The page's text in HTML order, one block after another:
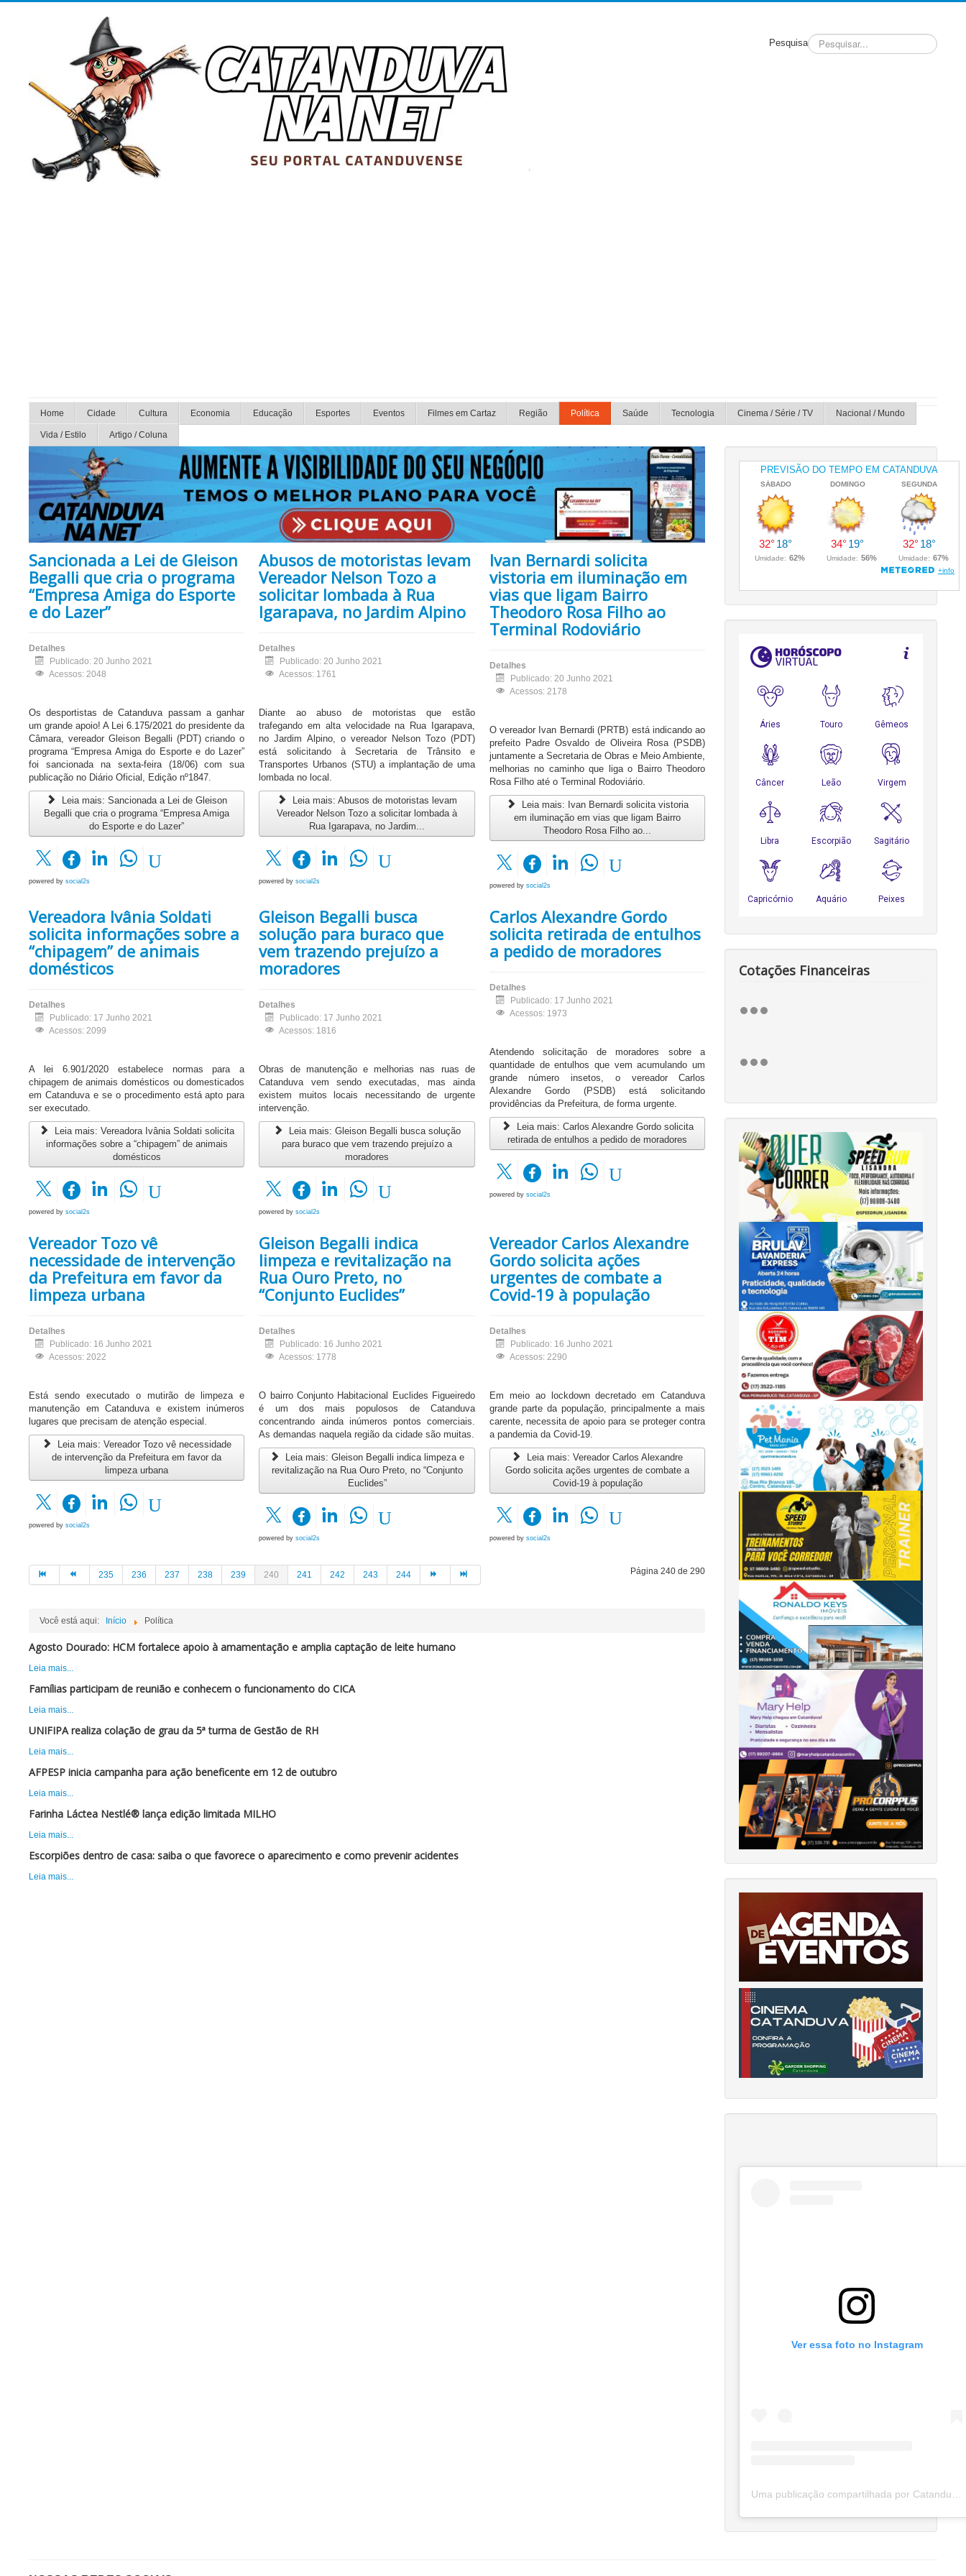
Pesquisa
Home Cidade Cultura Economia Educação Esportes Eventos Filmes em Cartaz Região Política Saúde Tecnologia Cinema / Série / TV Nacional / Mundo
Vida / Estilo Artigo / Coluna
Sancionada a Lei de Gleison
Begalli que cria o programa
“Empresa Amiga do Esporte
e do Lazer”
Detalhes
Publicado: 20 Junho 2021
Acessos: 2048
Os desportistas de Catanduva passam a ganhar
um grande apoio! A Lei 6.175/2021 do presidente da
Câmara, vereador Gleison Begalli (PDT) criando o
programa “Empresa Amiga do Esporte e do Lazer”
foi sancionada na sexta-feira (18/06) com sua
publicação no Diário Oficial, Edição nº1847.
Leia mais: Sancionada a Lei de Gleison
Begalli que cria o programa “Empresa Amiga
do Esporte e do Lazer”
powered by social2s
Abusos de motoristas levam
Vereador Nelson Tozo a
solicitar lombada à Rua
Igarapava, no Jardim Alpino
Detalhes
Publicado: 20 Junho 2021
Acessos: 1761
Diante ao abuso de motoristas que estão
trafegando em alta velocidade na Rua Igarapava,
no Jardim Alpino, o vereador Nelson Tozo (PDT)
está solicitando à Secretaria de Trânsito e
Transportes Urbanos (STU) a implantação de uma
lombada no local.
Leia mais: Abusos de motoristas levam
Vereador Nelson Tozo a solicitar lombada à
Rua Igarapava, no Jardim...
powered bysocial2s
Ivan Bernardi solicita
vistoria em iluminação em
vias que ligam Bairro
Theodoro Rosa Filho ao
Terminal Rodoviário
Detalhes
Publicado: 20 Junho 2021
Acessos: 2178
O vereador Ivan Bernardi (PRTB) está indicando ao
prefeito Padre Osvaldo de Oliveira Rosa (PSDB)
juntamente a Secretaria de Obras e Meio Ambiente,
melhorias no caminho que liga o Bairro Theodoro
Rosa Filho até o Terminal Rodoviário.
Leia mais: Ivan Bernardi solicita vistoria
em iluminação em vias que ligam Bairro
Theodoro Rosa Filho ao...
powered by social2s
Vereadora Ivânia Soldati
solicita informações sobre a
“chipagem” de animais
domésticos
Detalhes
Publicado: 17 Junho 2021
Acessos: 2099
A lei 6.901/2020 estabelece normas para a
chipagem de animais domésticos ou domesticados
em Catanduva e se o procedimento está apto para
ser executado.
Leia mais: Vereadora Ivânia Soldati solicita
informações sobre a “chipagem” de animais
domésticos
powered by social2s
Gleison Begalli busca
solução para buraco que
vem trazendo prejuízo a
moradores
Detalhes
Publicado: 17 Junho 2021
Acessos: 1816
Obras de manutenção e melhorias nas ruas de
Catanduva vem sendo executadas, mas ainda
existem muitos locais necessitando de urgente
intervenção.
Leia mais: Gleison Begalli busca solução
para buraco que vem trazendo prejuízo a
moradores
powered bysocial2s
Carlos Alexandre Gordo
solicita retirada de entulhos
a pedido de moradores
Detalhes
Publicado: 17 Junho 2021
Acessos: 1973
Atendendo solicitação de moradores sobre a
quantidade de entulhos que vem acumulando um
grande número insetos, o vereador Carlos
Alexandre Gordo (PSDB) está solicitando
providências da Prefeitura, de forma urgente.
Leia mais: Carlos Alexandre Gordo solicita
retirada de entulhos a pedido de moradores
powered by social2s
Vereador Tozo vê
necessidade de intervenção
da Prefeitura em favor da
limpeza urbana
Detalhes
Publicado: 16 Junho 2021
Acessos: 2022
Está sendo executado o mutirão de limpeza e
manutenção em Catanduva e existem inúmeros
lugares que precisam de atenção especial.
Leia mais: Vereador Tozo vê necessidade
de intervenção da Prefeitura em favor da
limpeza urbana
powered by social2s
Gleison Begalli indica
limpeza e revitalização na
Rua Ouro Preto, no
“Conjunto Euclides”
Detalhes
Publicado: 16 Junho 2021
Acessos: 1778
O bairro Conjunto Habitacional Euclides Figueiredo
é um dos mais populosos de Catanduva
concentrando ainda inúmeros pontos comerciais.
As demandas naquela região da cidade são muitas.
Leia mais: Gleison Begalli indica limpeza e
revitalização na Rua Ouro Preto, no “Conjunto
Euclides”
powered bysocial2s
Vereador Carlos Alexandre
Gordo solicita ações
urgentes de combate a
Covid-19 à população
Detalhes
Publicado: 16 Junho 2021
Acessos: 2290
Em meio ao lockdown decretado em Catanduva
grande parte da população, principalmente a mais
carente, necessita de apoio para se proteger contra
a pandemia da Covid-19.
Leia mais: Vereador Carlos Alexandre
Gordo solicita ações urgentes de combate a
Covid-19 à população
powered by social2s
Página 240 de 290
235 236 237 238 239 240 241 242 243 244
Você está aqui: Início Política
Agosto Dourado: HCM fortalece apoio à amamentação e amplia captação de leite humano
Leia mais...
Famílias participam de reunião e conhecem o funcionamento do CICA
Leia mais...
UNIFIPA realiza colação de grau da 5ª turma de Gestão de RH
Leia mais...
AFPESP inicia campanha para ação beneficente em 12 de outubro
Leia mais...
Farinha Láctea Nestlé® lança edição limitada MILHO
Leia mais...
Escorpiões dentro de casa: saiba o que favorece o aparecimento e como prevenir acidentes
Leia mais...
Cotações Financeiras
Ver essa foto no Instagram